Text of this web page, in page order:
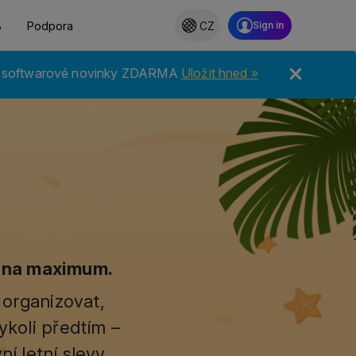
Podpora CZ
novinky ZDARMA Uložit hned »
předtím –
letní slevy.